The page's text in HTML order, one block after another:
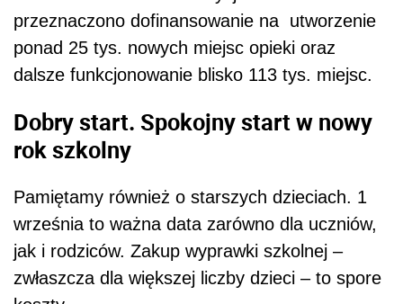
przeznaczono dofinansowanie na utworzenie
ponad 25 tys. nowych miejsc opieki oraz
dalsze funkcjonowanie blisko 113 tys. miejsc.
Dobry start. Spokojny start w nowy
rok szkolny
Pamiętamy również o starszych dzieciach. 1
września to ważna data zarówno dla uczniów,
jak i rodziców. Zakup wyprawki szkolnej –
zwłaszcza dla większej liczby dzieci – to spore